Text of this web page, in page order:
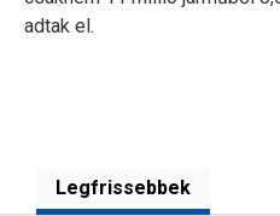
adtak el.
Legfrissebbek